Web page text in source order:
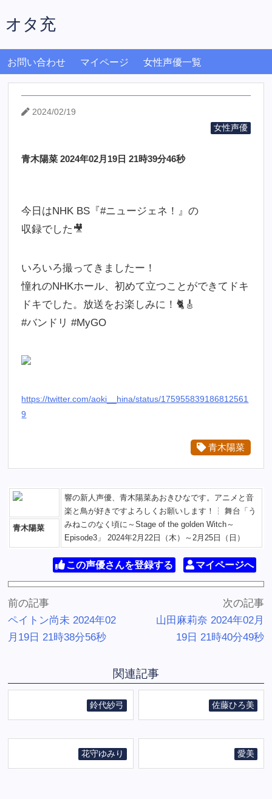
オタ充
お問い合わせ マイページ 女性声優一覧
2024/02/19
女性声優
青木陽菜 2024年02月19日 21時39分46秒
今日はNHK BS『#ニュージェネ！』の
収録でした🎥
いろいろ撮ってきましたー！
憧れのNHKホール、初めて立つことができてドキ
ドキでした。放送をお楽しみに！🐈🎸
#バンドリ #MyGO
https://twitter.com/aoki__hina/status/175955839186812561
9
青木陽菜
響の新人声優、青木陽菜あおきひなです。アニメと音
楽と鳥が好きですよろしくお願いします！┆ 舞台「う
みねこのなく頃に～Stage of the golden Witch～
Episode3」 2024年2月22日（木）～2月25日（日）
青木陽菜
この声優さんを登録する マイページへ
前の記事
ペイトン尚未 2024年02
月19日 21時38分56秒
次の記事
山田麻莉奈 2024年02月
19日 21時40分49秒
関連記事
鈴代紗弓 佐藤ひろ美
花守ゆみり 愛美